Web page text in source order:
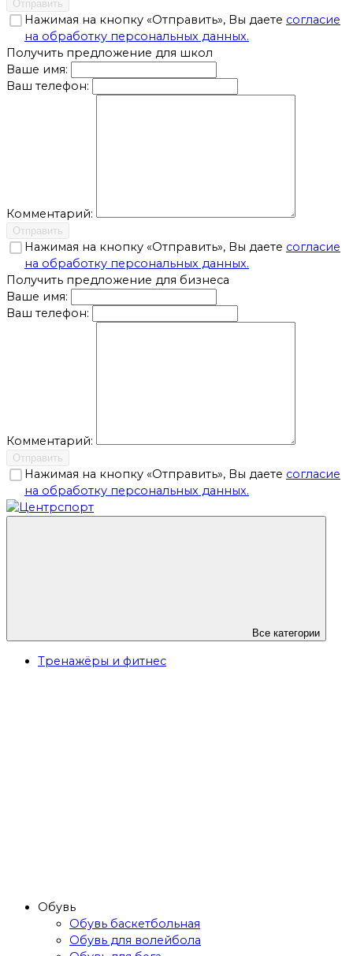
Отправить
Нажимая на кнопку «Отправить», Вы даете согласие
на обработку персональных данных.
Получить предложение для школ
Ваше имя:
Ваш телефон:
Комментарий:
Отправить
Нажимая на кнопку «Отправить», Вы даете согласие
на обработку персональных данных.
Получить предложение для бизнеса
Ваше имя:
Ваш телефон:
Комментарий:
Отправить
Нажимая на кнопку «Отправить», Вы даете согласие
на обработку персональных данных.
Все категории
Тренажёры и фитнес
Обувь
Обувь баскетбольная
Обувь для волейбола